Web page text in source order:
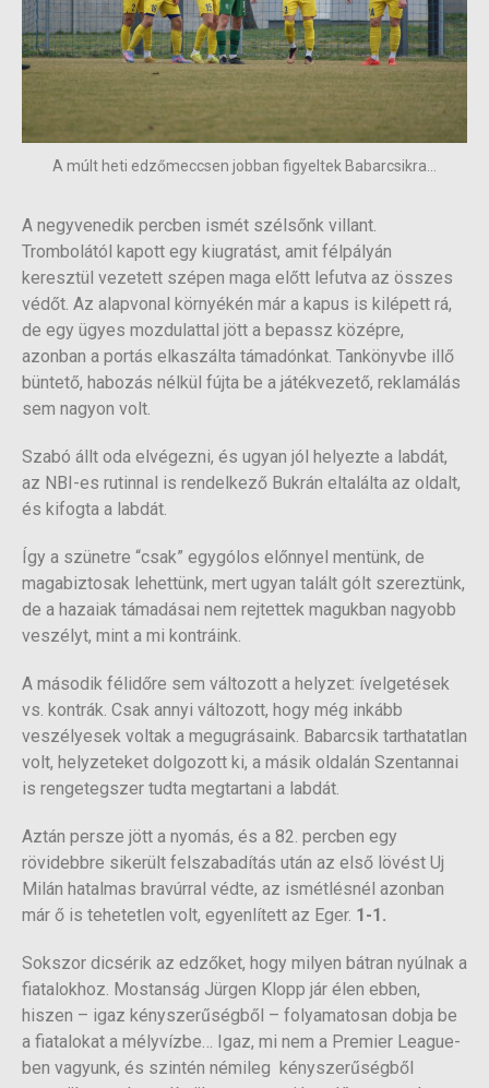
A múlt heti edzőmeccsen jobban figyeltek Babarcsikra...
A negyvenedik percben ismét szélsőnk villant.
Trombolától kapott egy kiugratást, amit félpályán
keresztül vezetett szépen maga előtt lefutva az összes
védőt. Az alapvonal környékén már a kapus is kilépett rá,
de egy ügyes mozdulattal jött a bepassz középre,
azonban a portás elkaszálta támadónkat. Tankönyvbe illő
büntető, habozás nélkül fújta be a játékvezető, reklamálás
sem nagyon volt.
Szabó állt oda elvégezni, és ugyan jól helyezte a labdát,
az NBI-es rutinnal is rendelkező Bukrán eltalálta az oldalt,
és kifogta a labdát.
Így a szünetre “csak” egygólos előnnyel mentünk, de
magabiztosak lehettünk, mert ugyan talált gólt szereztünk,
de a hazaiak támadásai nem rejtettek magukban nagyobb
veszélyt, mint a mi kontráink.
A második félidőre sem változott a helyzet: ívelgetések
vs. kontrák. Csak annyi változott, hogy még inkább
veszélyesek voltak a megugrásaink. Babarcsik tarthatatlan
volt, helyzeteket dolgozott ki, a másik oldalán Szentannai
is rengetegszer tudta megtartani a labdát.
Aztán persze jött a nyomás, és a 82. percben egy
rövidebbre sikerült felszabadítás után az első lövést Uj
Milán hatalmas bravúrral védte, az ismétlésnél azonban
már ő is tehetetlen volt, egyenlített az Eger. 1-1.
Sokszor dicsérik az edzőket, hogy milyen bátran nyúlnak a
fiatalokhoz. Mostanság Jürgen Klopp jár élen ebben,
hiszen – igaz kényszerűségből – folyamatosan dobja be
a fiatalokat a mélyvízbe… Igaz, mi nem a Premier League-
ben vagyunk, és szintén némileg kényszerűségből